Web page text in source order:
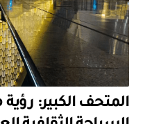
المتحف الكبير: رؤية